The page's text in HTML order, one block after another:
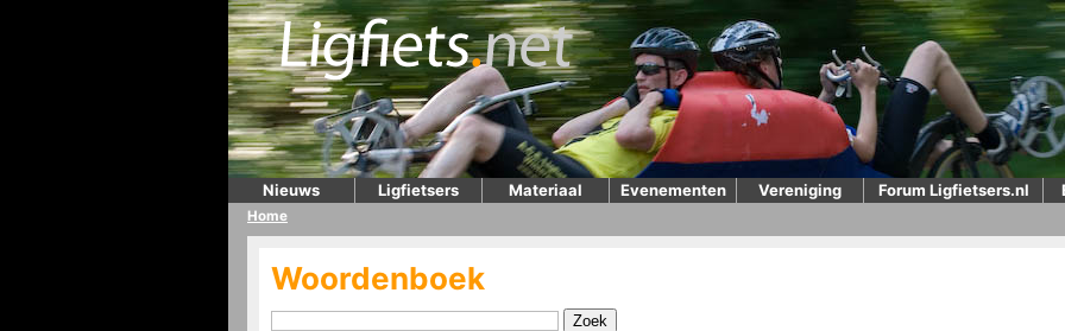
Nieuws Ligfietsers Materiaal Evenementen Vereniging Forum Ligfietsers.nl
Home
Woordenboek